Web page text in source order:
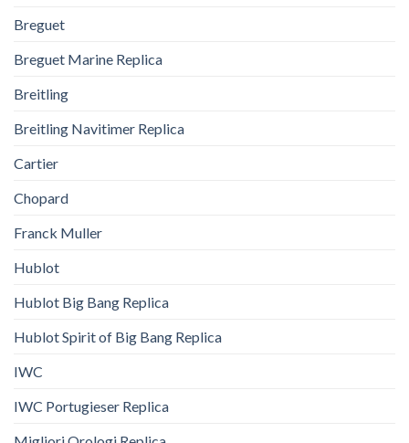
Breguet
Breguet Marine Replica
Breitling
Breitling Navitimer Replica
Cartier
Chopard
Franck Muller
Hublot
Hublot Big Bang Replica
Hublot Spirit of Big Bang Replica
IWC
IWC Portugieser Replica